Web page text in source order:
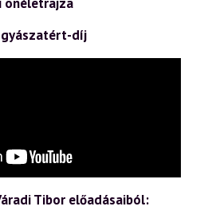
díj
Tibor előadásaiból: